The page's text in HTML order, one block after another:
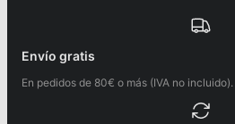
Envío gratis
En pedidos de 80€ o más (IVA no incluido).